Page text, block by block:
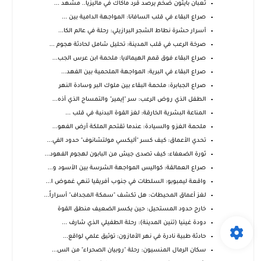
ثعبان بايثون ضخم يرصد قرد ماكاك في ماليزيا.. مشهد ...
صراع البقاء في قلب السافانا: المواجهة الدامية بين ...
أسرار حشرة نطاط الشجر البرازيلي: رحلة في عالم الكا...
صرخة الرعب في قلب المدينة: تحليل شامل لحادثة هجوم ...
صراع البقاء فوق قمم الهيمالايا: ملحمة ابن عرس الجب...
صراع البقاء في البرية: المواجهة الملحمية بين الفهد...
صراع الجبابرة: ملحمة البقاء بين ملوك البر وسادة النهر
الطفل الذي روض الرعب: سر "إيمير" والتمساح الذي أذه...
المناعة البشرية الخارقة: لغز القوة البدنية في قلب ...
ملحمة الغزو والسيادة: عندما تقتحم الملكة أرض الفهو...
تحدي الأعماق: كيف كسر "أليكسي مولتشانوف" حدود الفي...
ثورة الضعفاء: كيف تصدى جيش من البابون لهجوم الفهود...
صراع العمالقة: كواليس المواجهة الشرسة بين الأسود و...
واقعة ليمبوبو: السلطات في جنوب أفريقيا تنهي غموض ا...
لغز أعماق المحيطات: هل تكشف "سمكة المجداف" أسراراً...
خارج حدود المستحيل: حين يكسر الضعيف منطق القوة
دودة غينيا (تنين المدينة): رحلة الطفيلي الذي شارف ...
حادثة طبية نادرة في نهر الأمازون: توثيق علمي لواقع...
سكان الرمال المنسيون: رحلة "روبيان الصحراء" من الس...